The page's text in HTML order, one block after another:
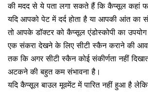
की मदद से ये पता लगा सकते हैं कि कैप्सूल कहां
यदि आपकोपेट में दर्दहोता है या आपकी आंत का
तो आपके डॉक्टर को कैप्सूल एंडोस्कोपी का
एक संकरा देखने के लिए सीटी स्कैन कराने की
तक ​​कि अगरसीटी स्कैनकोई संकीर्णता नहीं
अटकने की बहुत कम संभावना है।
यदि कैप्सूल बाउल मूवमेंट में पारित नहीं हुआ है